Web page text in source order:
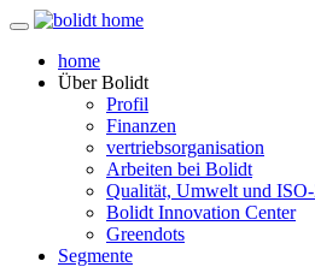
home
ÜberBolidt
Profil
Finanzen
vertriebsorganisation
Arbeiten bei Bolidt
Qualität, Umwelt und
Bolidt Innovation Center
Greendots
Segmente